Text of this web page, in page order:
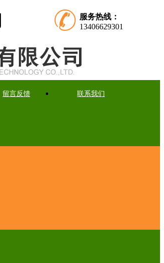
服务热线：
13406629301
留言反馈 联系我们